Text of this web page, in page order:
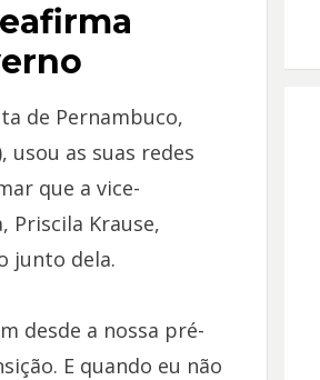
de Pernambuco,
usou as suas redes
que a vice-
Priscila Krause,
junto dela.
desde a nossa pré-
E quando eu não